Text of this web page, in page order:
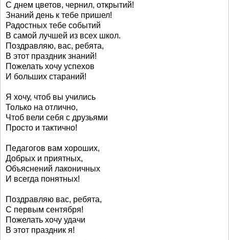
С днем цветов, чернил, открытий!
Знаний день к тебе пришел!
Радостных тебе событий
В самой лучшей из всех школ.
Поздравляю, вас, ребята,
В этот праздник знаний!
Пожелать хочу успехов
И больших стараний!
Я хочу, чтоб вы учились
Только на отлично,
Чтоб вели себя с друзьями
Просто и тактично!
Педагогов вам хороших,
Добрых и приятных,
Объяснений лаконичных
И всегда понятных!
Поздравляю вас, ребята,
С первым сентября!
Пожелать хочу удачи
В этот праздник я!